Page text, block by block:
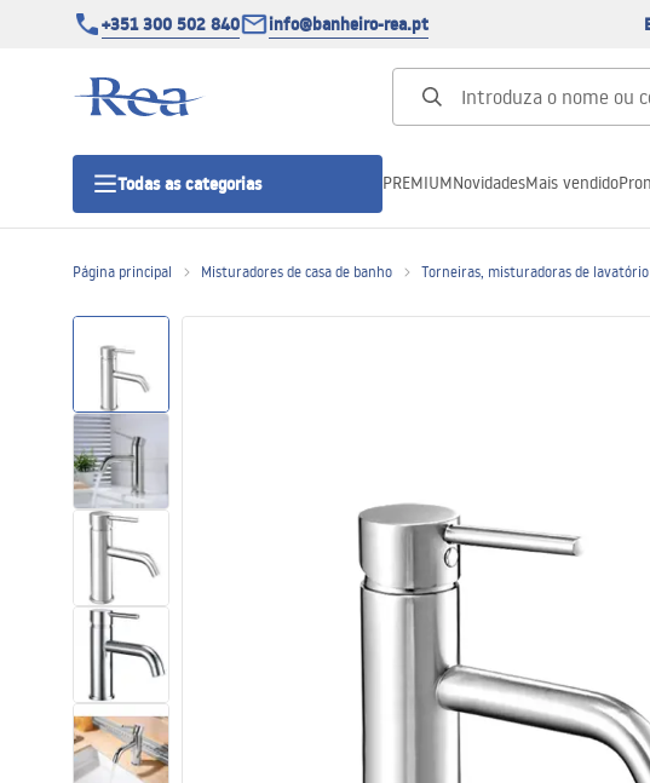
+351 300 502 840 info@banheiro-rea.pt
Todas as categorias
outras
Portas de duche
Bases de duche de casa de banho
Sanitas, lavatórios
Lava-louças e lavatórios de casa
de banho
Cabinas de duche de casa de
PREMIUMNovidadesMais vendido
Página principal Misturadores de casa de banho Torneiras, misturadoras de lavatório